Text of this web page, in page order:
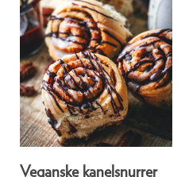
Veganske kanelsnurrer